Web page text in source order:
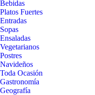
Bebidas
Platos Fuertes
Entradas
Sopas
Ensaladas
Vegetarianos
Postres
Navideños
Toda Ocasión
Gastronomía
Geografía